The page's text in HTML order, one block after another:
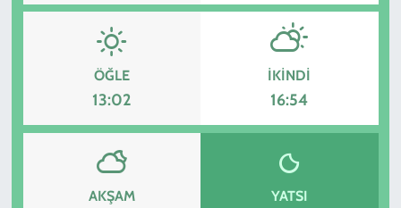
ÖĞLE
13:02
İKINDI
16:54
AKŞAM YATSI